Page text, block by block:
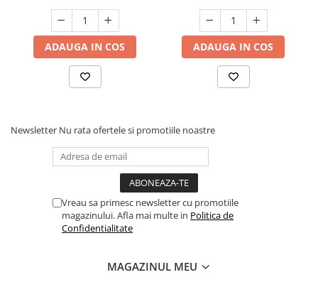
ADAUGA IN COS ADAUGA IN COS
Newsletter Nu rata ofertele si promotiile noastre
Vreau sa primesc newsletter cu promotiile
magazinului. Afla mai multe in Politica de
Confidentialitate
MAGAZINUL MEU